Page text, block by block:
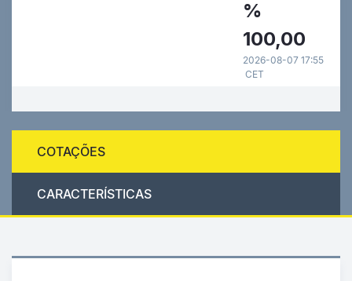
%
100,00
2026-08-07 17:55
CET
COTAÇÕES
CARACTERÍSTICAS